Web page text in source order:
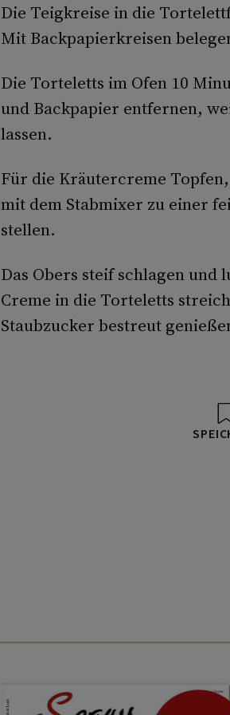
Die Teigkreise in die
Mit Backpapierkreisen
Die Torteletts im Ofen 10
und Backpapier entfernen,
lassen.
Für die Kräutercreme
mit dem Stabmixer zu einer
stellen.
Das Obers steif schlagen
Creme in die Torteletts
Staubzucker bestreut